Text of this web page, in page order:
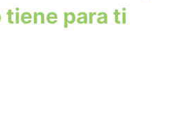
tiene para ti